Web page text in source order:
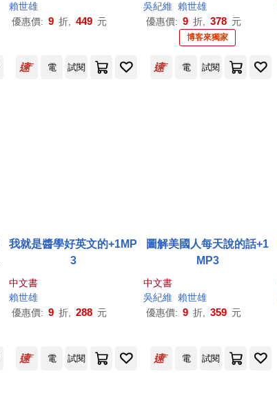
賴世雄
優惠價: 9 折, 449 元
吳紀維 賴世雄
優惠價: 9 折, 378 元
博客來獨家
電 試閱 電 試閱
我就是醬學好英文的+1MP
3
中文書
賴世雄
優惠價: 9 折, 288 元
圖解美國人每天說的話+1
MP3
中文書
吳紀維 賴世雄
優惠價: 9 折, 359 元
電 試閱 電 試閱